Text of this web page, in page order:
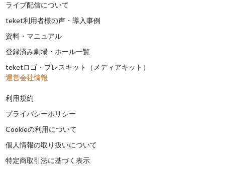
ライブ配信について
teket利用者様の声・導入事例
資料・マニュアル
登録済み劇場・ホール一覧
teketロゴ・プレスキット（メディアキット）
運営会社情報
利用規約
プライバシーポリシー
Cookieの利用について
個人情報の取り扱いについて
特定商取引法に基づく表示